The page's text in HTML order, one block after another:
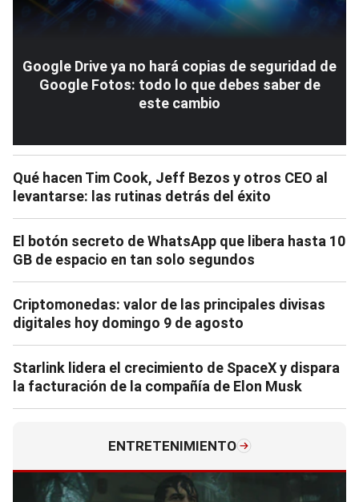
Google Drive ya no hará copias de seguridad de
Google Fotos: todo lo que debes saber de
este cambio
Qué hacen Tim Cook, Jeff Bezos y otros CEO al
levantarse: las rutinas detrás del éxito
El botón secreto de WhatsApp que libera hasta 10
GB de espacio en tan solo segundos
Criptomonedas: valor de las principales divisas
digitales hoy domingo 9 de agosto
Starlink lidera el crecimiento de SpaceX y dispara
la facturación de la compañía de Elon Musk
ENTRETENIMIENTO